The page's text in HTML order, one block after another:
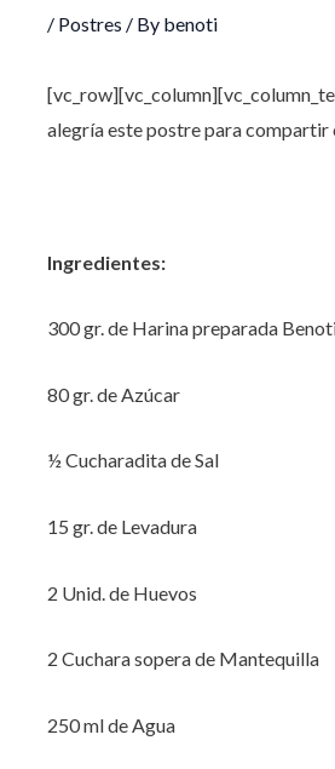
/ Postres / By benoti
alegría este postre para compartir
Ingredientes:
300 gr. de Harina preparada
80 gr. de Azúcar
½ Cucharadita de Sal
15 gr. de Levadura
2 Unid. de Huevos
2 Cuchara sopera de Mantequilla
250 ml de Agua